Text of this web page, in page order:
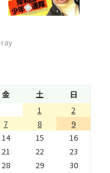
金 土
日
1
2
7 8
9
14 15
16
21 22
23
28 29
30